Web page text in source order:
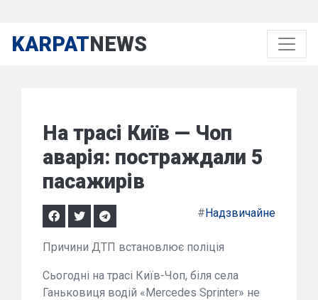
KARPATNEWS
На трасі Київ — Чоп
аварія: постраждали 5
пасажирів
#Надзвичайне
Причини ДТП встановлює поліція
Сьогодні на трасі Київ-Чоп, біля села
Ганьковиця водій «Mercedes Sprinter» не